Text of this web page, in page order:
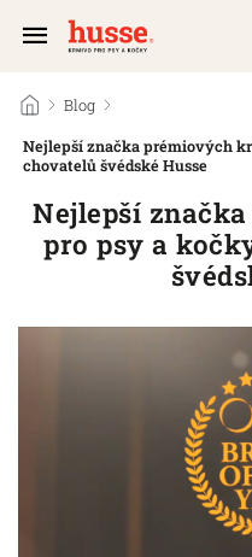
/ Blog /
Nejlepší značka prémiových
chovatelů švédské Husse
Nejlepší
pro psy a